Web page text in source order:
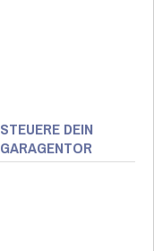
STEUERE DEIN
GARAGENTOR